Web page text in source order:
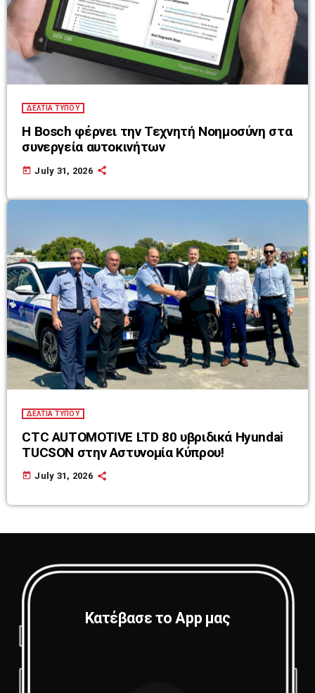
ΔΕΛΤΙΑ ΤΥΠΟΥ
Η Bosch φέρνει την Τεχνητή Νοημοσύνη στα
συνεργεία αυτοκινήτων
today July 31, 2026
ΔΕΛΤΙΑ ΤΥΠΟΥ
CTC AUTOMOTIVE LTD 80 υβριδικά Hyundai
TUCSON στην Αστυνομία Κύπρου!
today July 31, 2026
Κατέβασε το App μας